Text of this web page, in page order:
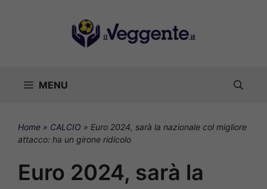
MENU
Home » CALCIO » Euro 2024, sarà la nazionale col migliore
attacco: ha un girone ridicolo
Euro 2024, sarà la